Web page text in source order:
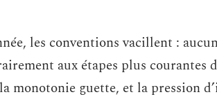
les conventions vacillent :
aux étapes plus courantes
monotonie guette, et la pression